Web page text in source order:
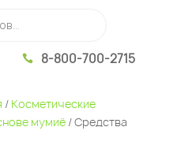
 8-800-700-2715
/ Косметические
мумиё/ Средства